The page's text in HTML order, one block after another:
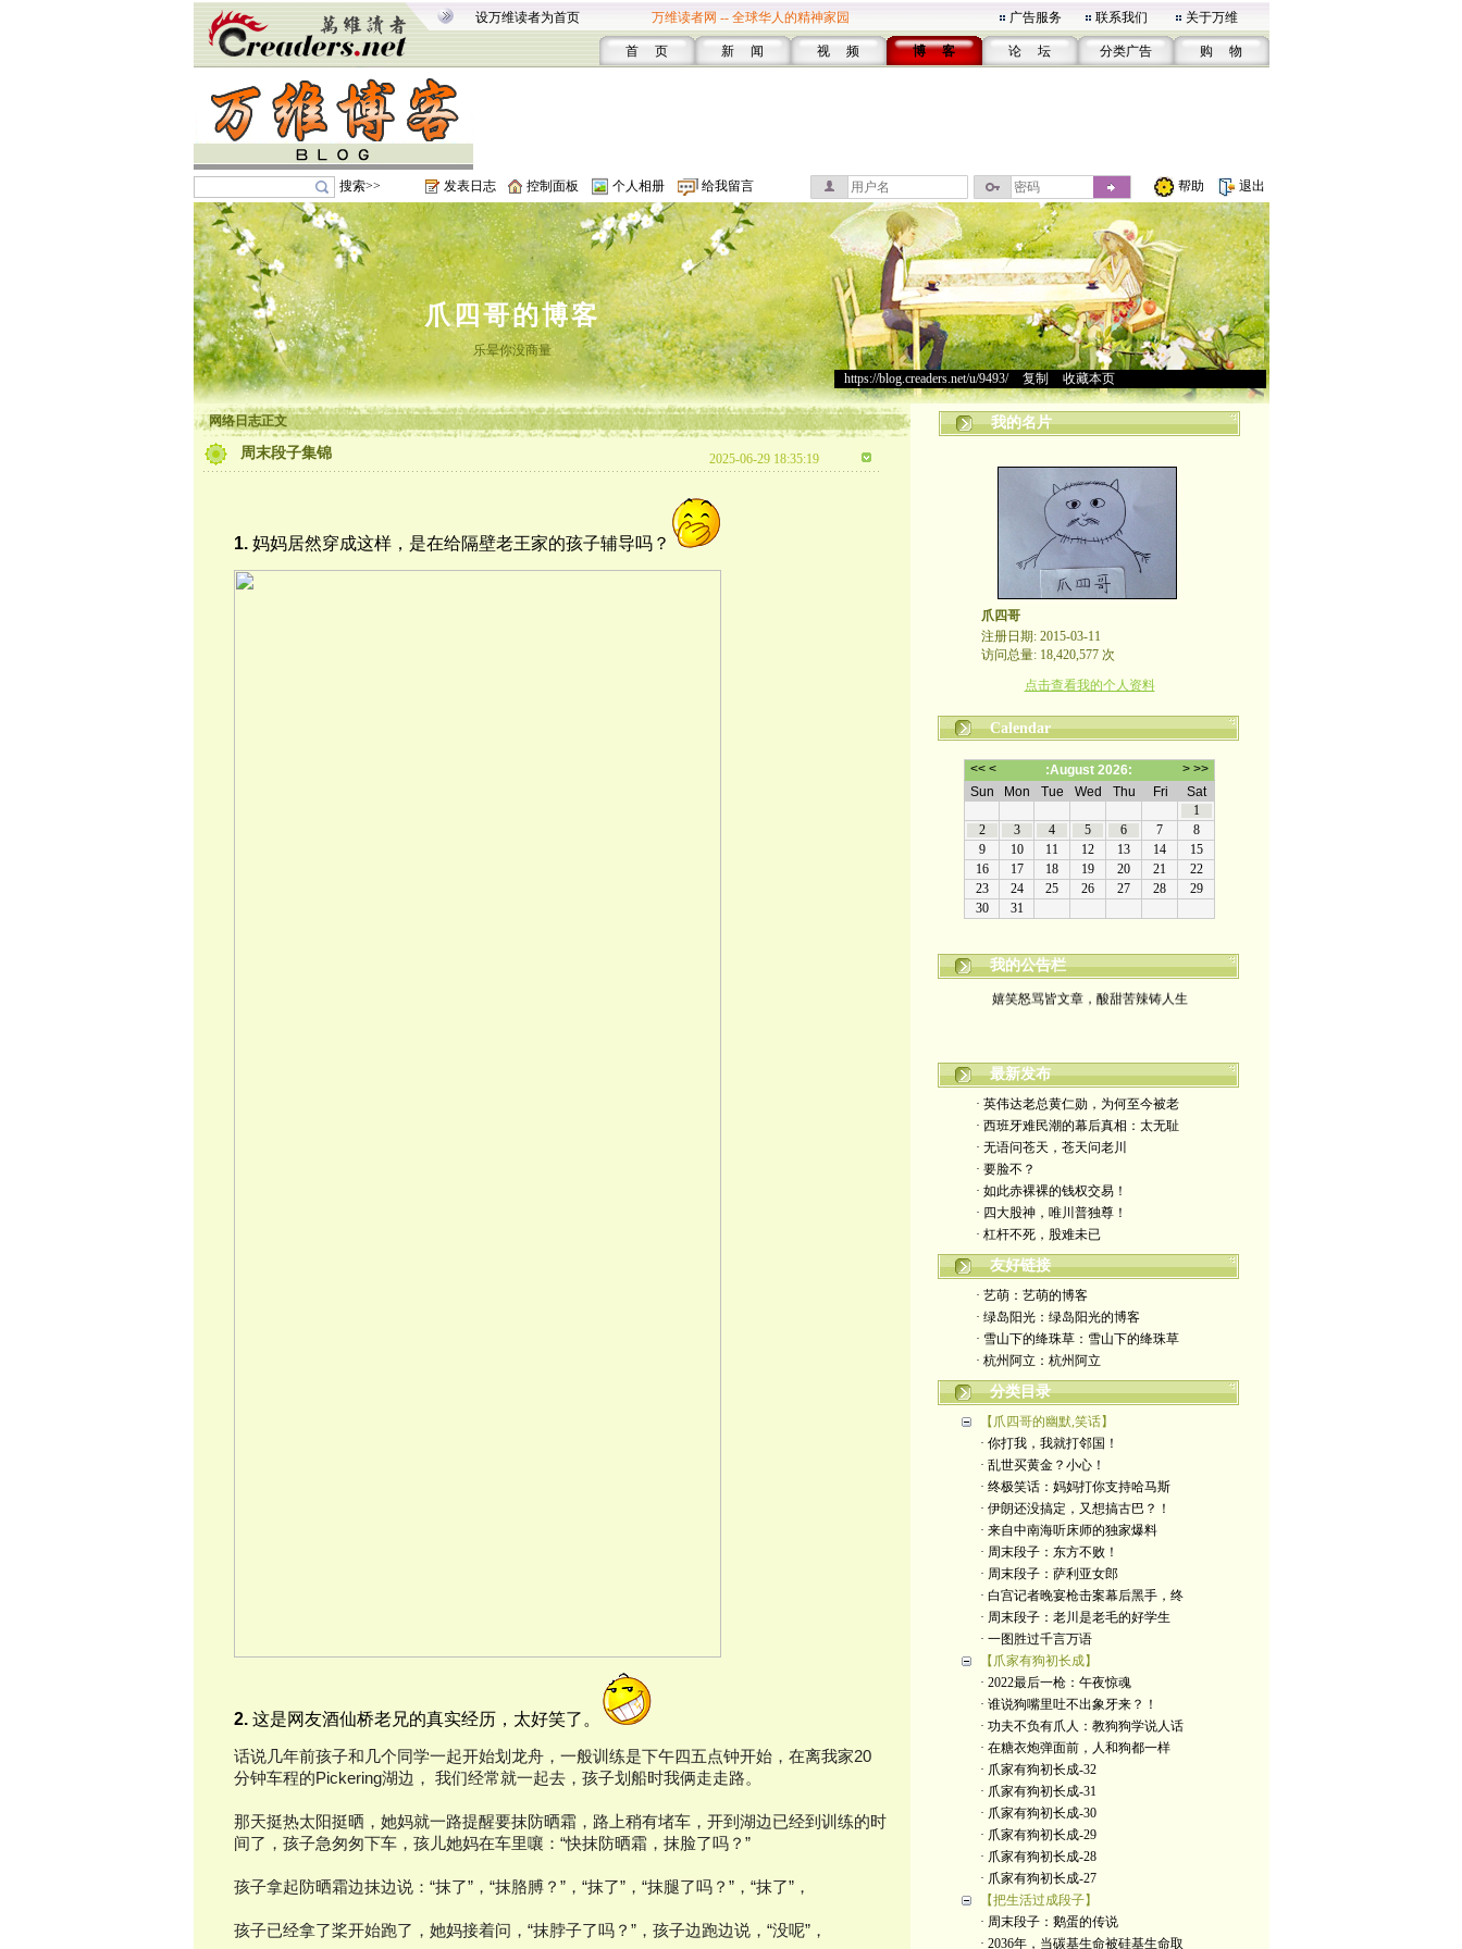
设万维读者为首页 万维读者网 -- 全球华人的精神家园 广告服务 联系我们 关于万维
首 页 新 闻 视 频 博 客 论 坛 分类广告 购 物
搜索>> 发表日志 控制面板 个人相册 给我留言 帮助 退出
爪四哥的博客
乐晕你没商量
https://blog.creaders.net/u/9493/> 复制 收藏本页
网络日志正文
周末段子集锦 2025-06-29 18:35:19
1. 妈妈居然穿成这样，是在给隔壁老王家的孩子辅导吗？
2.这是网友酒仙桥老兄的真实经历，太好笑了。
话说几年前孩子和几个同学一起开始划龙舟，一般训练是下午四五点钟开始，在离我家20
分钟车程的Pickering湖边， 我们经常就一起去，孩子划船时我俩走走路。
那天挺热太阳挺晒，她妈就一路提醒要抹防晒霜，路上稍有堵车，开到湖边已经到训练的时
间了，孩子急匆匆下车，孩儿她妈在车里嚷：“快抹防晒霜，抹脸了吗？”
孩子拿起防晒霜边抹边说：“抹了”，“抹胳膊？”，“抹了”，“抹腿了吗？”，“抹了”，
孩子已经拿了桨开始跑了，她妈接着问，“抹脖子了吗？”，孩子边跑边说，“没呢”，
我的名片
爪四哥
注册日期: 2015-03-11
访问总量: 18,420,577 次
点击查看我的个人资料
Calendar
我的公告栏
最新发布
· 英伟达老总黄仁勋，为何至今被老
· 西班牙难民潮的幕后真相：太无耻
· 无语问苍天，苍天问老川
· 要脸不？
· 如此赤裸裸的钱权交易！
· 四大股神，唯川普独尊！
· 杠杆不死，股难未已
友好链接
· 艺萌：艺萌的博客
· 绿岛阳光：绿岛阳光的博客
· 雪山下的绛珠草：雪山下的绛珠草
· 杭州阿立：杭州阿立
分类目录
【爪四哥的幽默,笑话】
· 你打我，我就打邻国！
· 乱世买黄金？小心！
· 终极笑话：妈妈打你支持哈马斯
· 伊朗还没搞定，又想搞古巴？！
· 来自中南海听床师的独家爆料
· 周末段子：东方不败！
· 周末段子：萨利亚女郎
· 白宫记者晚宴枪击案幕后黑手，终
· 周末段子：老川是老毛的好学生
· 一图胜过千言万语
【爪家有狗初长成】
· 2022最后一枪：午夜惊魂
· 谁说狗嘴里吐不出象牙来？！
· 功夫不负有爪人：教狗狗学说人话
· 在糖衣炮弹面前，人和狗都一样
· 爪家有狗初长成-32
· 爪家有狗初长成-31
· 爪家有狗初长成-30
· 爪家有狗初长成-29
· 爪家有狗初长成-28
· 爪家有狗初长成-27
【把生活过成段子】
· 周末段子：鹅蛋的传说
· 2036年，当碳基生命被硅基生命取